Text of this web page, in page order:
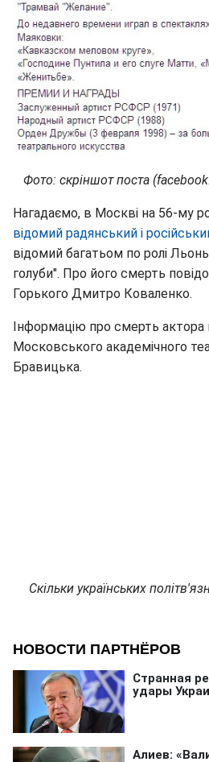
Фото: скріншот поста
Нагадаємо, в Москві на 56-му
відомий радянський і
відомий багатьом по ролі
голуби". Про його смерть
Горького Дмитро Коваленко.
Інформацію про смерть актора
Московського академічного
Бравицька.
Скільки українських